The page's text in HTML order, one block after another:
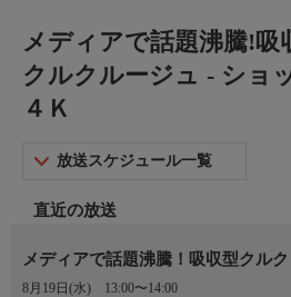
メディアで話題沸騰!吸
クルクルージュ - ショ
４Ｋ
放送スケジュール一覧
直近の放送
メディアで話題沸騰！吸収型クル
8月19日(水) 13:00〜14:00